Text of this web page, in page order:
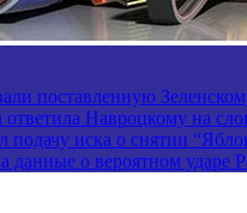
поставленную
Навроцкому на
подачу иска о снятии
данные о вероятном